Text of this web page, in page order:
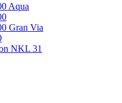
Aqua
Gran Via
NKL 31